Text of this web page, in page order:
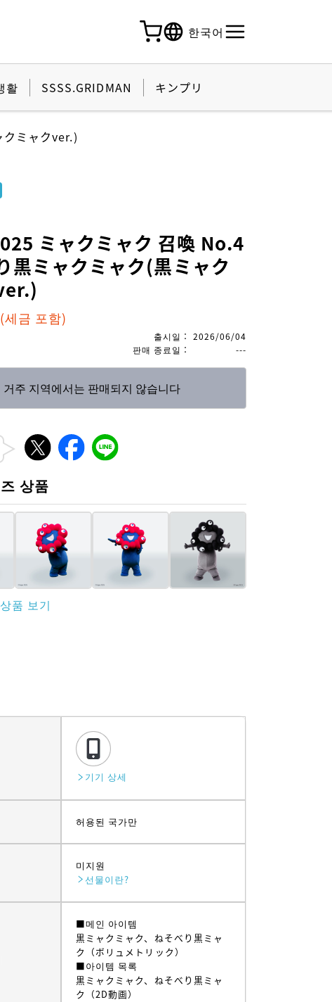
한국어
활 SSSS.GRIDMAN キンプリ
ミャクver.)
ミャクミャク 召喚 No.4
黒ミャクミャク(黒ミャク
(세금 포함)
출시일 ： 2026/06/04
판매 종료일 ： ---
거주 지역에서는 판매되지 않습니다
상품
품 보기
기기 상세
허용된 국가만
미지원
선물이란?
■메인 아이템
黒ミャクミャク、ねそべり黒ミャ
ク（ボリュメトリック）
■아이템 목록
黒ミャクミャク、ねそべり黒ミャ
ク（2D動画）